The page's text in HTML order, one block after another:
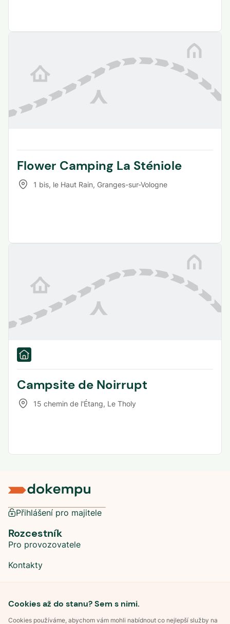
Flower Camping La Sténiole
1 bis, le Haut Rain, Granges-sur-Vologne
Campsite de Noirrupt
15 chemin de l'Étang, Le Tholy
Cookies až do stanu? Sem s nimi.
Cookies používáme, abychom vám mohli nabídnout co nejlepší služby na
Přihlášení pro majitele
Rozcestník
Pro provozovatele
Kontakty